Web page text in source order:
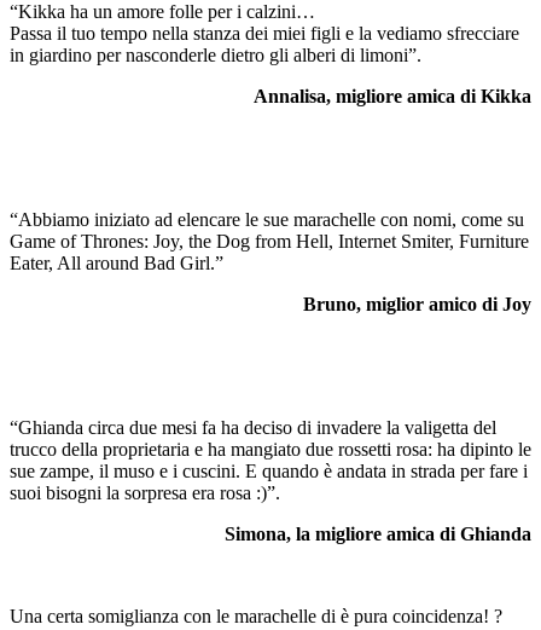
“Kikka ha un amore folle per i calzini…
Passa il tuo tempo nella stanza dei miei figli e la vediamo sfrecciare
in giardino per nasconderle dietro gli alberi di limoni”.
Annalisa, migliore amica di Kikka
“Abbiamo iniziato ad elencare le sue marachelle con nomi, come su
Game of Thrones: Joy, the Dog from Hell, Internet Smiter, Furniture
Eater, All around Bad Girl.”
Bruno, miglior amico di Joy
“Ghianda circa due mesi fa ha deciso di invadere la valigetta del
trucco della proprietaria e ha mangiato due rossetti rosa: ha dipinto le
sue zampe, il muso e i cuscini. E quando è andata in strada per fare i
suoi bisogni la sorpresa era rosa :)”.
Simona, la migliore amica di Ghianda
Una certa somiglianza con le marachelle di è pura coincidenza! ?